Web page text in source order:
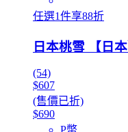
任選1件享88折
日本桃雪 【日
(54)
$607
(售價已折)
$690